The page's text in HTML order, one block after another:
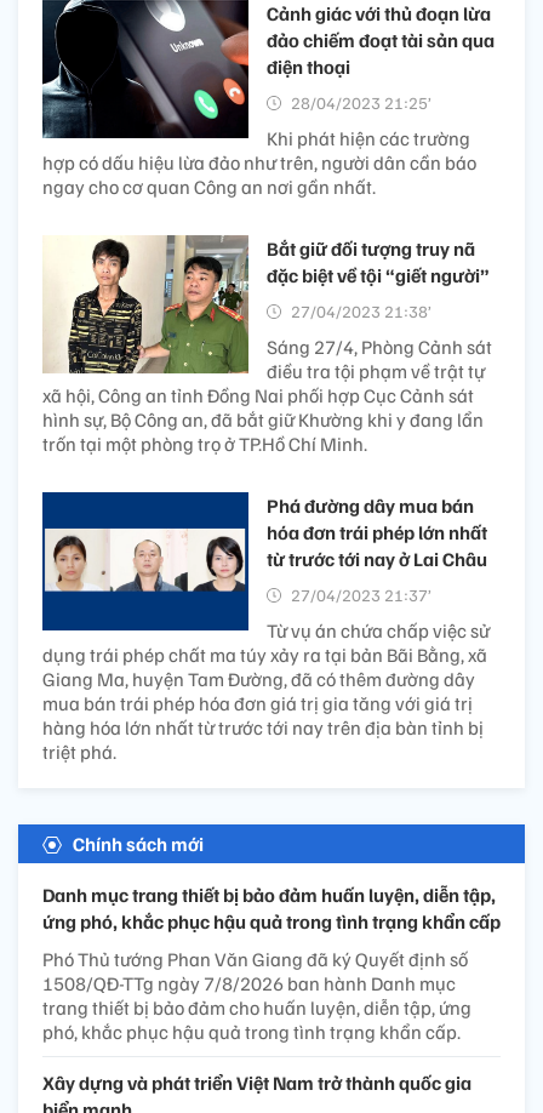
Cảnh giác với thủ đoạn lừa
đảo chiếm đoạt tài sản qua
điện thoại
28/04/2023 21:25’
Khi phát hiện các trường
hợp có dấu hiệu lừa đảo như trên, người dân cần báo
ngay cho cơ quan Công an nơi gần nhất.
Bắt giữ đối tượng truy nã
đặc biệt về tội “giết người”
27/04/2023 21:38’
Sáng 27/4, Phòng Cảnh sát
điều tra tội phạm về trật tự
xã hội, Công an tỉnh Đồng Nai phối hợp Cục Cảnh sát
hình sự, Bộ Công an, đã bắt giữ Khường khi y đang lẩn
trốn tại một phòng trọ ở TP.Hồ Chí Minh.
Phá đường dây mua bán
hóa đơn trái phép lớn nhất
từ trước tới nay ở Lai Châu
27/04/2023 21:37’
Từ vụ án chứa chấp việc sử
dụng trái phép chất ma túy xảy ra tại bản Bãi Bằng, xã
Giang Ma, huyện Tam Đường, đã có thêm đường dây
mua bán trái phép hóa đơn giá trị gia tăng với giá trị
hàng hóa lớn nhất từ trước tới nay trên địa bàn tỉnh bị
triệt phá.
Chính sách mới
Danh mục trang thiết bị bảo đảm huấn luyện, diễn tập,
ứng phó, khắc phục hậu quả trong tình trạng khẩn cấp
Phó Thủ tướng Phan Văn Giang đã ký Quyết định số
1508/QĐ-TTg ngày 7/8/2026 ban hành Danh mục
trang thiết bị bảo đảm cho huấn luyện, diễn tập, ứng
phó, khắc phục hậu quả trong tình trạng khẩn cấp.
Xây dựng và phát triển Việt Nam trở thành quốc gia